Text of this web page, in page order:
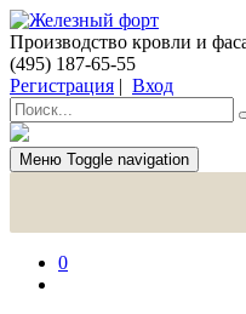
Производство кровли и
(495) 187-65-55
Регистрация | Вход
Меню Toggle navigation
0